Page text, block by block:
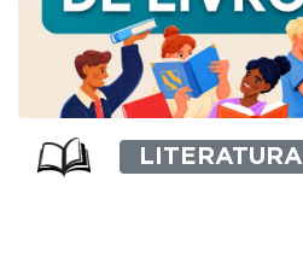
LITERATURA